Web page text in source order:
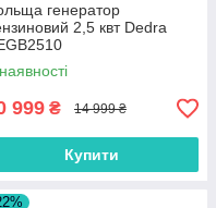
генератор
2,5 квт Dedra
999 ₴ 14 999 ₴
Купити